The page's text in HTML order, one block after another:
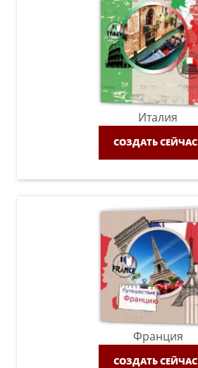
Италия
СОЗДАТЬ СЕЙЧАС
Франция
СОЗДАТЬ СЕЙЧАС